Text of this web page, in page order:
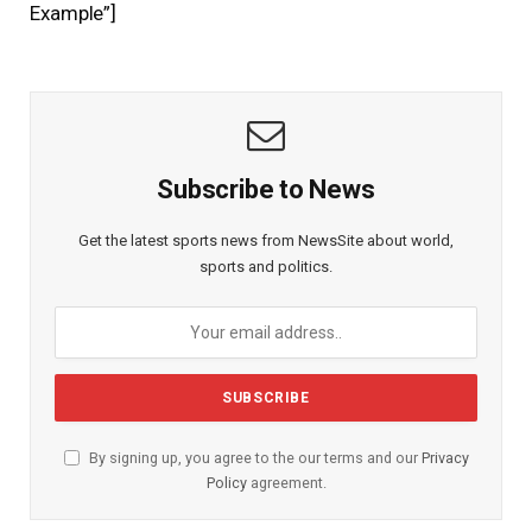
Example”]
Subscribe to News
Get the latest sports news from NewsSite about world,
sports and politics.
By signing up, you agree to the our terms and our Privacy
Policyagreement.